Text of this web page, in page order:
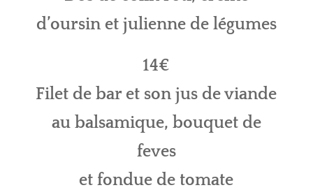
d’oursin et julienne de légumes
14€
Filet de bar et son jus de viande
au balsamique, bouquet de
feves
et fondue de tomate